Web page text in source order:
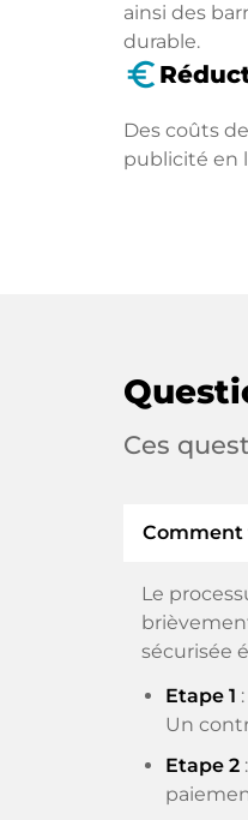
ainsi des
durable.
euro_symbol
Des coûts
publicité en
Ces
Comment
Le
sécurisée
Etape 1
Un
Etape 2